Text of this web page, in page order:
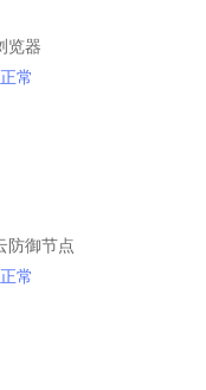
览器
常
防御节点
常